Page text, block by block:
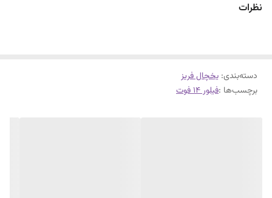
نظرات
دسته‌بندی: یخچال فریز
برچسب‌ها :فیلور 14 فوت